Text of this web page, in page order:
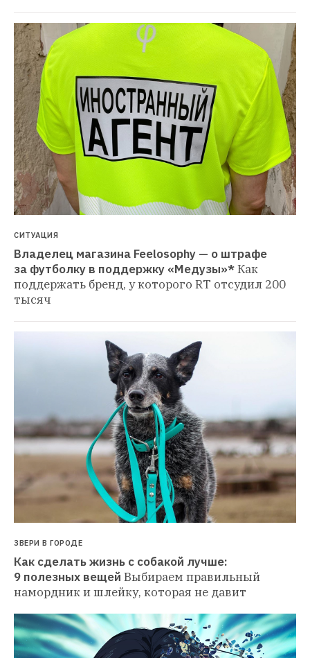
СИТУАЦИЯ
Владелец магазина Feelosophy — о штрафе
за футболку в поддержку «Медузы»*Как
поддержать бренд, у которого RT отсудил 200
тысяч
ЗВЕРИ В ГОРОДЕ
Как сделать жизнь с собакой лучше:
9 полезных вещей Выбираем правильный
намордник и шлейку, которая не давит